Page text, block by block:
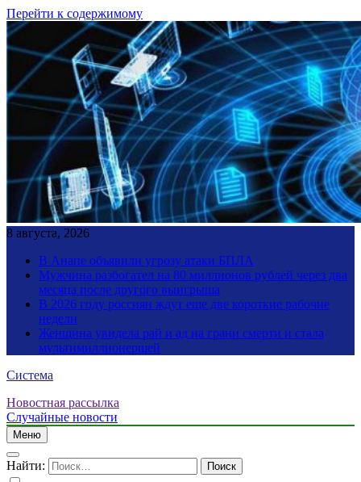
Перейти к содержимому
8 августа, 2026
В Анапе объявили угрозу атаки БПЛА
Мужчина разбогател на 80 миллионов рублей через два
месяца после другого выигрыша
В 2026 году россиян ждут еще две короткие рабочие
недели
Женщина увидела рай и ад на грани смерти и стала
мультимиллионершей
Система
Новостная рассылка
Случайные новости
Меню
Найти: